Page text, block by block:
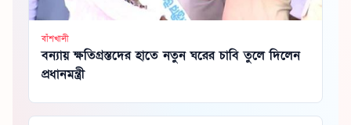
বাঁশখালী
বন্যায় ক্ষতিগ্রস্তদের হাতে নতুন ঘরের চাবি তুলে দিলেন
প্রধানমন্ত্রী